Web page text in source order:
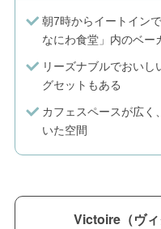
朝7時からイートイン
なにわ食堂」内のベー
リーズナブルでおい
グセットもある
カフェスペースが広く
いた空間
Victoire（ヴ